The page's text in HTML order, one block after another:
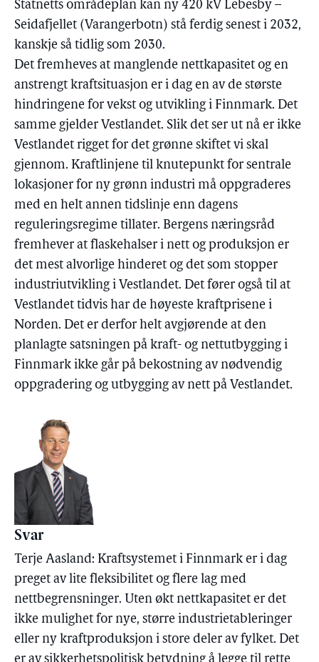
Statnetts områdeplan kan ny 420 kV Lebesby –
Seidafjellet (Varangerbotn) stå ferdig senest i 2032,
kanskje så tidlig som 2030.
Det fremheves at manglende nettkapasitet og en
anstrengt kraftsituasjon er i dag en av de største
hindringene for vekst og utvikling i Finnmark. Det
samme gjelder Vestlandet. Slik det ser ut nå er ikke
Vestlandet rigget for det grønne skiftet vi skal
gjennom. Kraftlinjene til knutepunkt for sentrale
lokasjoner for ny grønn industri må oppgraderes
med en helt annen tidslinje enn dagens
reguleringsregime tillater. Bergens næringsråd
fremhever at flaskehalser i nett og produksjon er
det mest alvorlige hinderet og det som stopper
industriutvikling i Vestlandet. Det fører også til at
Vestlandet tidvis har de høyeste kraftprisene i
Norden. Det er derfor helt avgjørende at den
planlagte satsningen på kraft- og nettutbygging i
Finnmark ikke går på bekostning av nødvendig
oppgradering og utbygging av nett på Vestlandet.
Svar
Terje Aasland: Kraftsystemet i Finnmark er i dag
preget av lite fleksibilitet og flere lag med
nettbegrensninger. Uten økt nettkapasitet er det
ikke mulighet for nye, større industrietableringer
eller ny kraftproduksjon i store deler av fylket. Det